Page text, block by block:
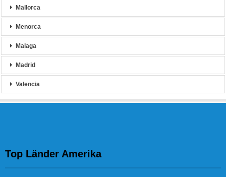
Mallorca
Menorca
Malaga
Madrid
Valencia
Top Länder Amerika